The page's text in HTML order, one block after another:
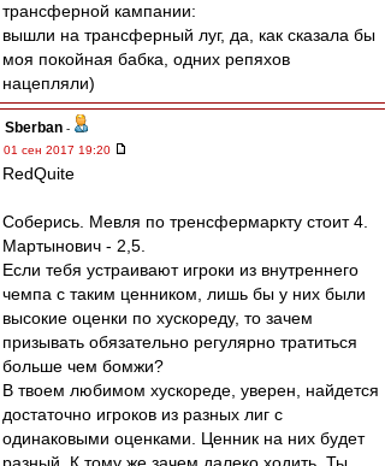
трансферной кампании:
вышли на трансферный луг, да, как сказала бы
моя покойная бабка, одних репяхов
нацепляли)
Sberban -
01 сен 2017 19:20
RedQuite
Соберись. Мевля по тренсфермаркту стоит 4.
Мартынович - 2,5.
Если тебя устраивают игроки из внутреннего
чемпа с таким ценником, лишь бы у них были
высокие оценки по хускореду, то зачем
призывать обязательно регулярно тратиться
больше чем бомжи?
В твоем любимом хускореде, уверен, найдется
достаточно игроков из разных лиг с
одинаковыми оценками. Ценник на них будет